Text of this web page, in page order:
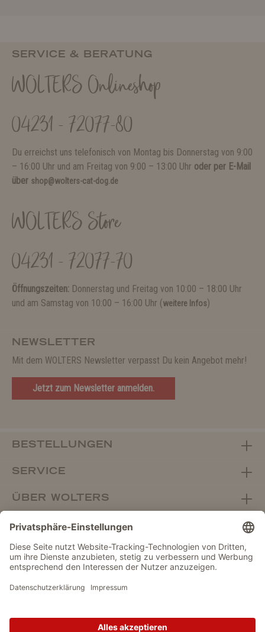
SERVICE & BERATUNG
WOLTERS Onlineshop
04231 - 72077-80
Du erreichst uns telefonisch von Montag bis Donnerstag von 9:00
– 16:00 Uhr und am Freitag von 9:00 – 13:00 Uhr oder per E-Mail
über shop@wolters-cat-dog.de
WOLTERS Store
04231 - 72077-70
Öffnungszeiten: Donnerstag und Freitag von 10:00 – 18:00 Uhr
und am Samstag von 10:00 – 16:00 Uhr (weitere Infos)
NEWSLETTER
Mit dem WOLTERS Newsletter verpasst Du kein Angebot mehr!
Jetzt zum Newsletter anmelden.
BESTELLUNGEN
SERVICE
ÜBER WOLTERS
FACHHANDEL
Vertrag widerrufen